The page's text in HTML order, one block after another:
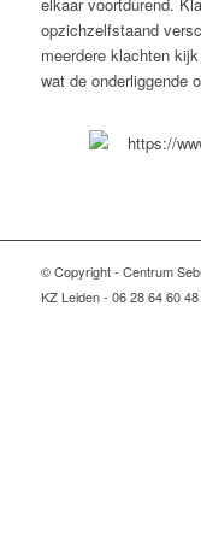
opzichzelfstaand
meerdere klachten
wat de onderliggende
© Copyright - Centrum
KZ Leiden - 06 28 64 60